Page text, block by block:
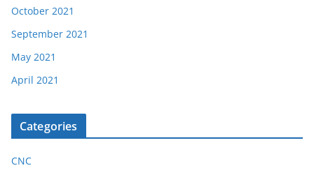
October 2021
September 2021
May 2021
April 2021
Categories
CNC